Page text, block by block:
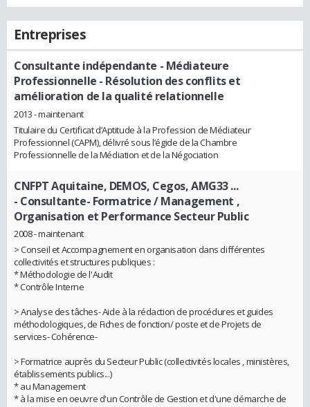
Entreprises
Consultante indépendante - Médiateure
Professionnelle - Résolution des conflits et
amélioration de la qualité relationnelle
2013 - maintenant
Titulaire du Certificat d’Aptitude à la Profession de Médiateur
Professionnel (CAPM), délivré sous l’égide de la Chambre
Professionnelle de la Médiation et de la Négociation
CNFPT Aquitaine, DEMOS, Cegos, AMG33 ...
- Consultante- Formatrice / Management ,
Organisation et Performance Secteur Public
2008 - maintenant
> Conseil et Accompagnement en organisation dans différentes
collectivités et structures publiques :
* Méthodologie de l'Audit
* Contrôle Interne
> Analyse des tâches- Aide à la rédaction de procédures et guides
méthodologiques, de Fiches de fonction/ poste et de Projets de
services- Cohérence-
> Formatrice auprès du Secteur Public (collectivités locales , ministères,
établissements publics...)
* au Management
* à la mise en oeuvre d'un Contrôle de Gestion et d'une démarche de